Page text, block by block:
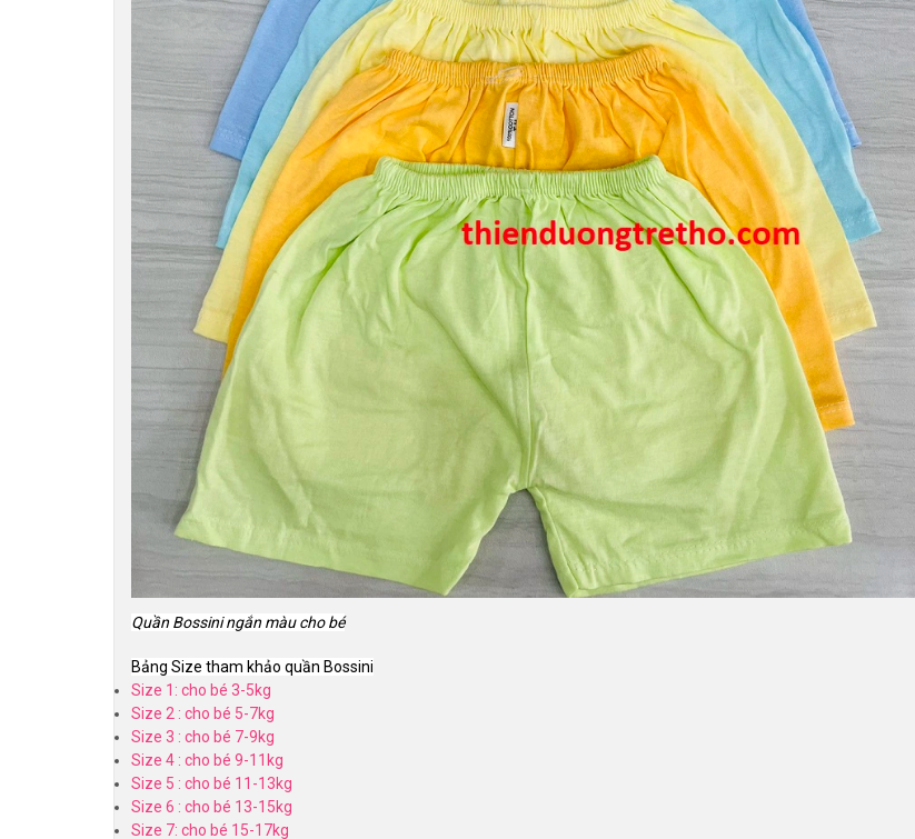
Quần Bossini ngắn màu cho bé
Bảng Size tham khảo quần Bossini
Size 1: cho bé 3-5kg
Size 2 : cho bé 5-7kg
Size 3 : cho bé 7-9kg
Size 4 : cho bé 9-11kg
Size 5 : cho bé 11-13kg
Size 6 : cho bé 13-15kg
Size 7: cho bé 15-17kg